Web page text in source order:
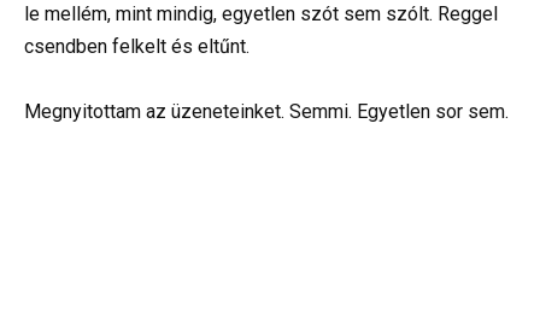
le mellém, mint mindig, egyetlen szót sem szólt. Reggel
csendben felkelt és eltűnt.
Megnyitottam az üzeneteinket. Semmi. Egyetlen sor sem.